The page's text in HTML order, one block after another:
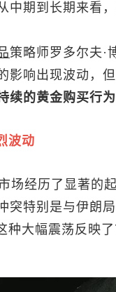
中期到长期来看
策略师罗多尔夫·
影响出现波动，但
续的黄金购买行
波动
场经历了显著的
突特别是与伊朗
种大幅震荡反映